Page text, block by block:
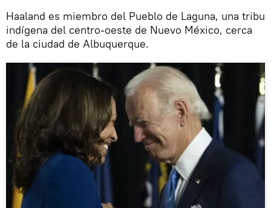
Haaland es miembro del Pueblo de Laguna, una tribu
indígena del centro-oeste de Nuevo México, cerca
de la ciudad de Albuquerque.